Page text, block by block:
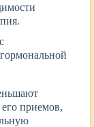
приемов,